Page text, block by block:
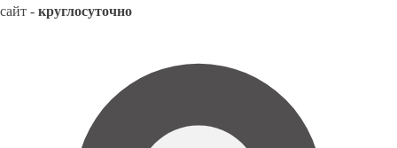
сайт - круглосуточно